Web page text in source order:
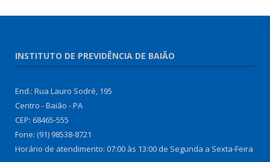
INSTITUTO DE PREVIDÊNCIA DE BAIÃO
End.: Rua Lauro Sodré, 195
Centro - Baião - PA
CEP: 68465-555
Fone: (91) 98538-8721
Horário de atendimento: 07:00 às 13:00 de Segunda a Sexta-Feira